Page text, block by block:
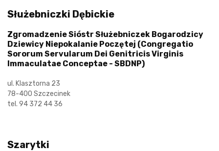
Służebniczki Dębickie
Zgromadzenie Sióstr Służebniczek Bogarodzicy
Dziewicy Niepokalanie Poczętej (Congregatio
Sororum Servularum Dei Genitricis Virginis
Immaculatae Conceptae - SBDNP)
ul. Klasztorna 23
78-400 Szczecinek
tel. 94 372 44 36
Szarytki